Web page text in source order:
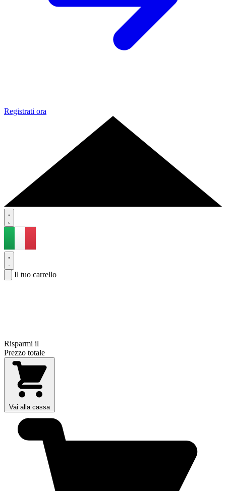
Registrati ora
Il tuo carrello
Risparmi il
Prezzo totale
Vai alla cassa